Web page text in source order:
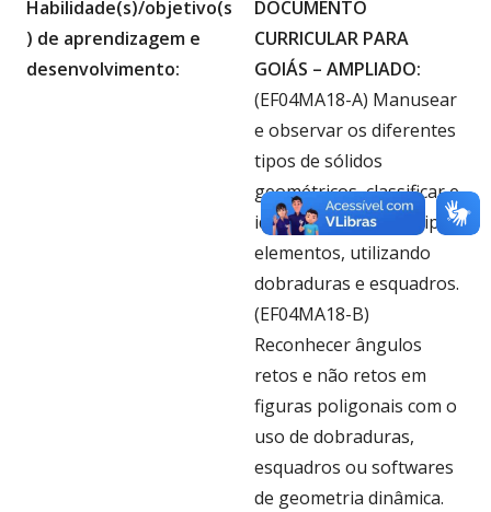
Habilidade(s)/objetivo(s
) de aprendizagem e
desenvolvimento:
DOCUMENTO
CURRICULAR PARA
GOIÁS – AMPLIADO:
(EF04MA18-A) Manusear
e observar os diferentes
tipos de sólidos
geométricos, classificar e
identificar seus principais
elementos, utilizando
dobraduras e esquadros.
(EF04MA18-B)
Reconhecer ângulos
retos e não retos em
figuras poligonais com o
uso de dobraduras,
esquadros ou softwares
de geometria dinâmica.